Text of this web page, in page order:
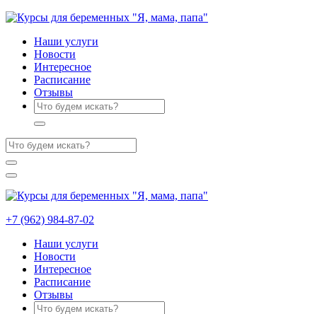
Наши услуги
Новости
Интересное
Расписание
Отзывы
+7 (962) 984-87-02
Наши услуги
Новости
Интересное
Расписание
Отзывы